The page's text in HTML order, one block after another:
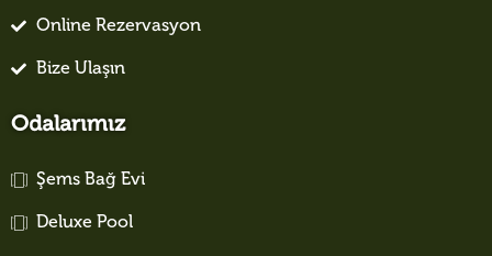
Online Rezervasyon
Bize Ulaşın
Odalarımız
Şems Bağ Evi
Deluxe Pool